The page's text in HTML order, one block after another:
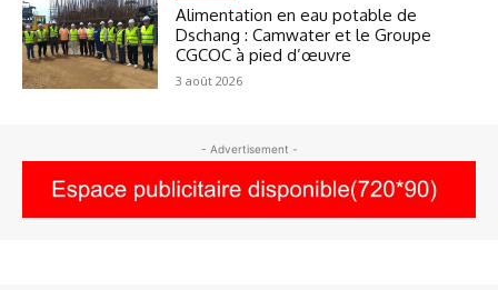
Alimentation en eau potable de
Dschang : Camwater et le Groupe
CGCOC à pied d’œuvre
3 août 2026
- Advertisement -